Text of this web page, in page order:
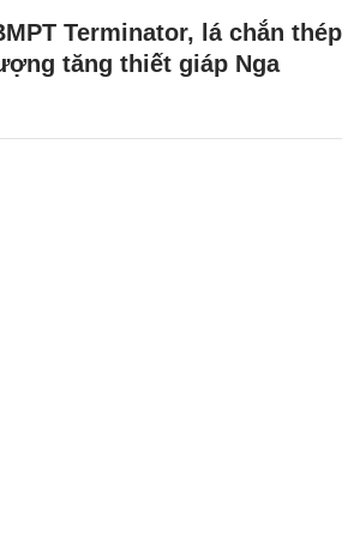
Terminator, lá chắn thép
tăng thiết giáp Nga